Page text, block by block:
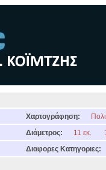
Χαρτογράφηση:
Διάμετρος:
11 εκ.
Διαφορες Κατηγοριες: